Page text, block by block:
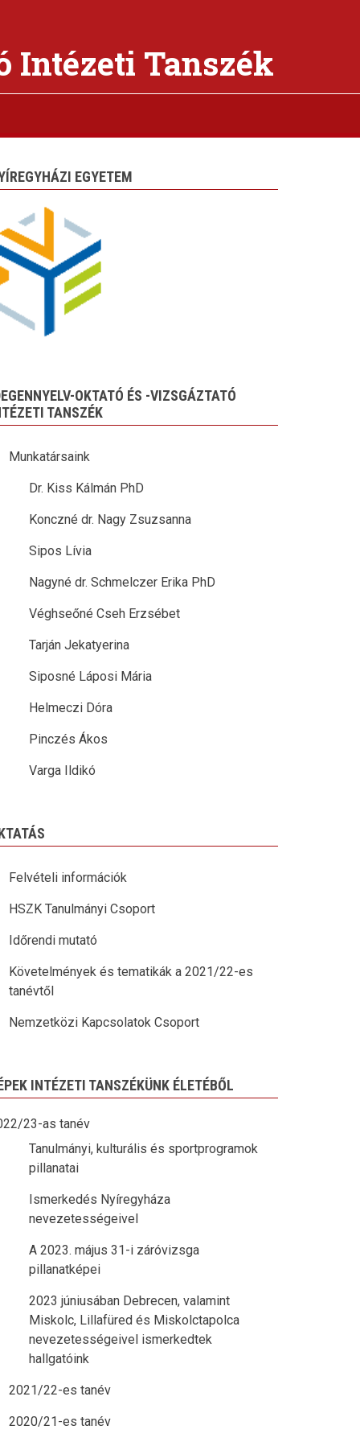
Intézeti Tanszék
EGYETEM
OKTATÓ ÉS -VIZSGÁZTATÓ
TANSZÉK
Munkatársaink
Dr. Kiss Kálmán PhD
Konczné dr. Nagy Zsuzsanna
Sipos Lívia
Nagyné dr. Schmelczer Erika PhD
Véghseőné Cseh Erzsébet
Tarján Jekatyerina
Siposné Láposi Mária
Helmeczi Dóra
Pinczés Ákos
Varga Ildikó
Felvételi információk
HSZK Tanulmányi Csoport
Időrendi mutató
Követelmények és tematikák a 2021/22-es
tanévtől
Nemzetközi Kapcsolatok Csoport
INTÉZETI TANSZÉKÜNK ÉLETÉBŐL
23-as tanév
Tanulmányi, kulturális és sportprogramok
pillanatai
Ismerkedés Nyíregyháza
nevezetességeivel
A 2023. május 31-i záróvizsga
pillanatképei
2023 júniusában Debrecen, valamint
Miskolc, Lillafüred és Miskolctapolca
nevezetességeivel ismerkedtek
hallgatóink
2021/22-es tanév
2020/21-es tanév